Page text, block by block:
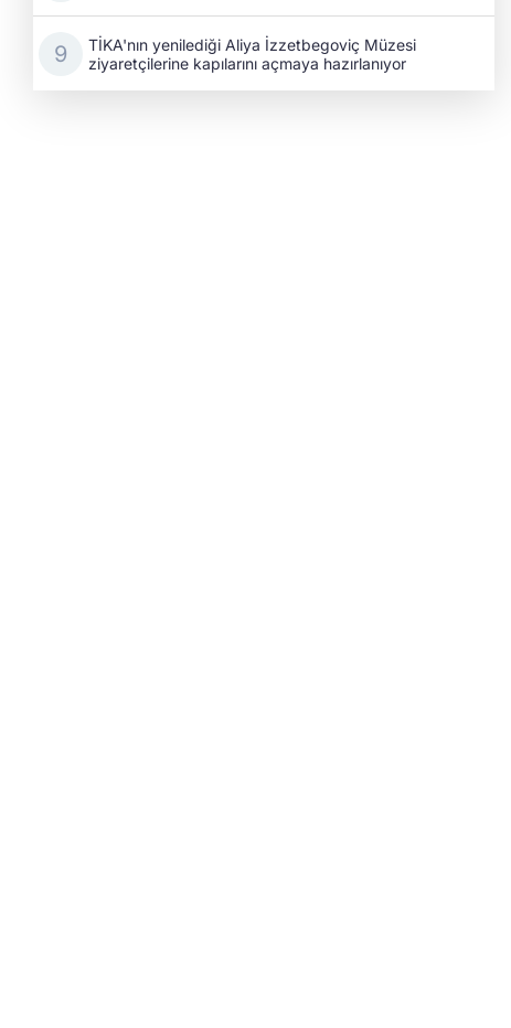
TİKA'nın yenilediği Aliya İzzetbegoviç Müzesi
ziyaretçilerine kapılarını açmaya hazırlanıyor